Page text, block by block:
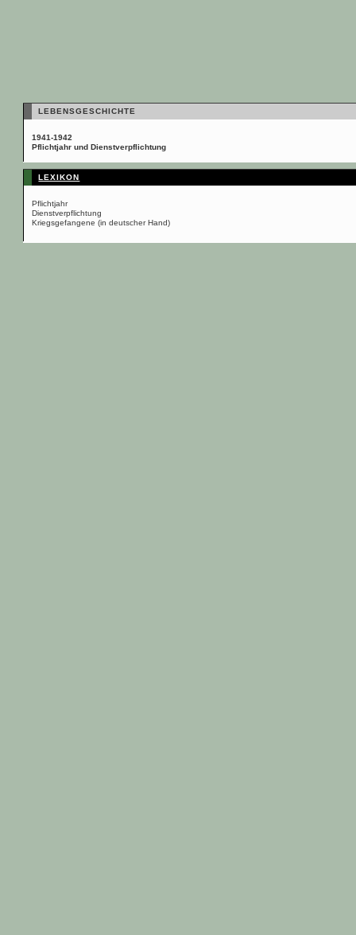
LEBENSGESCHICHTE
1941-1942
Pflichtjahr und Dienstverpflichtung
LEXIKON
Pflichtjahr
Dienstverpflichtung
Kriegsgefangene (in deutscher Hand)